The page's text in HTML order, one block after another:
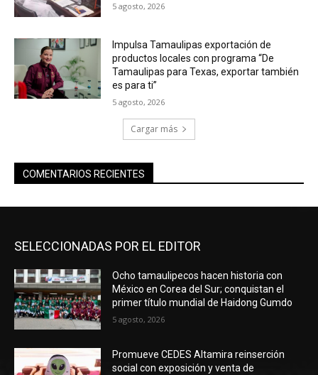
5 agosto, 2026
Impulsa Tamaulipas exportación de
productos locales con programa “De
Tamaulipas para Texas, exportar también
es para ti”
5 agosto, 2026
Cargar más
COMENTARIOS RECIENTES
SELECCIONADAS POR EL EDITOR
Ocho tamaulipecos hacen historia con
México en Corea del Sur; conquistan el
primer título mundial de Haidong Gumdo
5 agosto, 2026
Promueve CEDES Altamira reinserción
social con exposición y venta de